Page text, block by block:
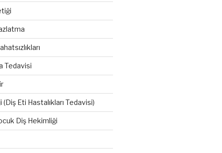
Tedavisi
Eti Hastalıkları Tedavisi)
Diş Hekimliği